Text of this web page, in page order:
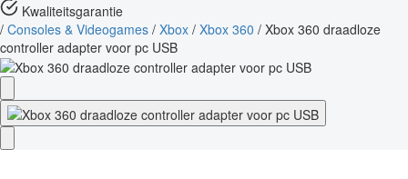
Kwaliteitsgarantie
/ Consoles & Videogames / Xbox / Xbox 360 / Xbox 360 draadloze
controller adapter voor pc USB